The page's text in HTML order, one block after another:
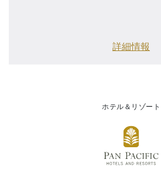
詳細情報
ホテル＆リゾート